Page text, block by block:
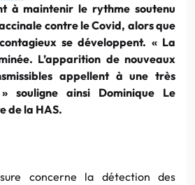
à maintenir le rythme soutenu
contre le Covid, alors que
se développent. « La
L’apparition de nouveaux
appellent à une très
souligne ainsi Dominique Le
de la HAS.
concerne la détection des